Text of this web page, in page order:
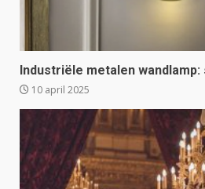
Industriële metalen
10 april 2025